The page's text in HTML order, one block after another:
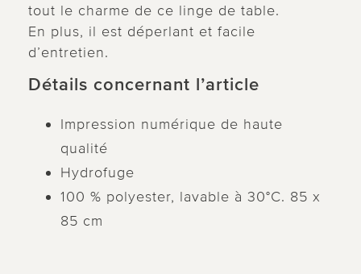
tout le charme de ce linge de table.
En plus, il est déperlant et facile
d’entretien.
Détails concernant l’article
Impression numérique de haute
qualité
Hydrofuge
100 % polyester, lavable à 30°C. 85 x
85 cm